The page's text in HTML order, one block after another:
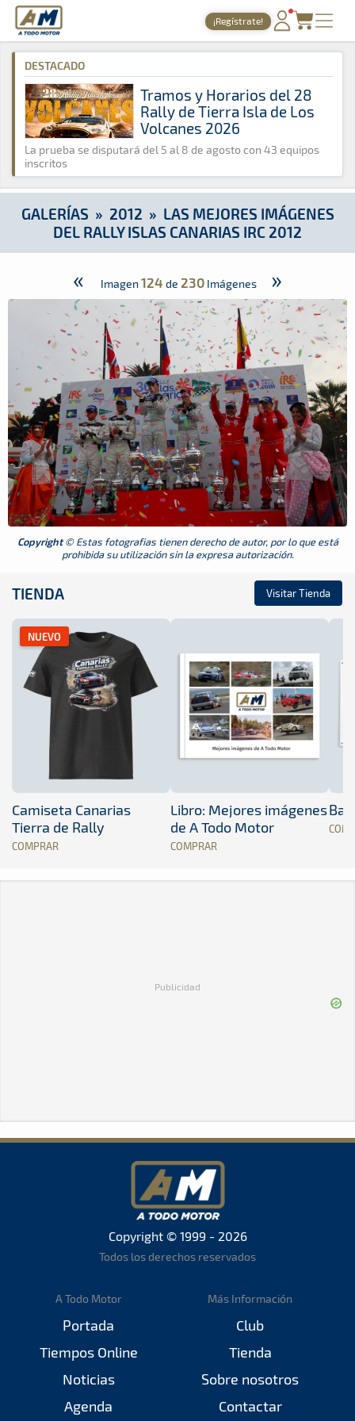
A Todo Motor · Revista del motor desde 1999
¡Regístrate!
PORTADA
TIEMPOS ONLINE
NOTICIAS
AGENDA
GALERÍAS
TIENDA
ARCHIVO
A Todo Motor » Galerías » 2012 » Las mejores imágenes del
DESTACADO
Tramos y Horarios del 28
Rally de Tierra Isla de Los
Volcanes 2026
La prueba se disputará del 5 al 8 de agosto con 43 equipos
inscritos
GALERÍAS » 2012 » LAS MEJORES IMÁGENES
DEL RALLY ISLAS CANARIAS IRC 2012
« Imagen 124 de 230 Imágenes »
Copyright© Estas fotografias tienen derecho de autor, por lo que está
prohibida su utilización sin la expresa autorización.
TIENDA Visitar Tienda
NUEVO
Camiseta Canarias
Tierra de Rally
COMPRAR
Libro: Mejores imágenes
de A Todo Motor
COMPRAR
Publicidad
Copyright © 1999 - 2026
Todos los derechos reservados
A Todo Motor
Portada
Tiempos Online
Noticias
Agenda
Más Información
Club
Tienda
Sobre nosotros
Contactar